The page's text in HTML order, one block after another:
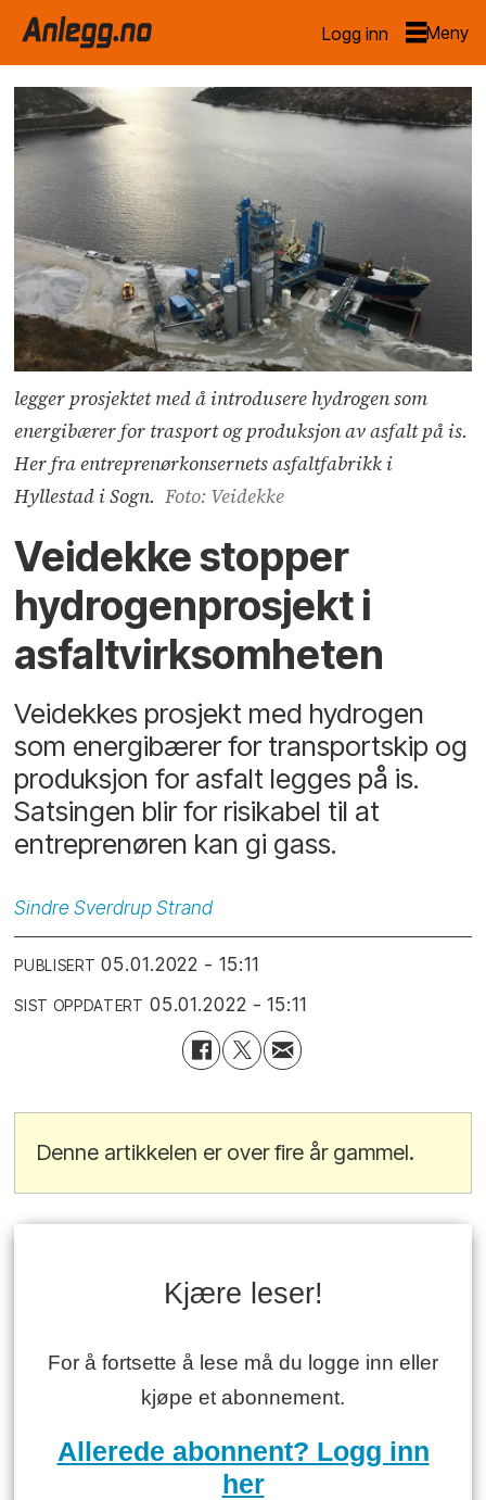
Logg inn
legger prosjektet med å introdusere hydrogen som
energibærer for trasport og produksjon av asfalt på is.
Her fra entreprenørkonsernets asfaltfabrikk i
Hyllestad i Sogn. Foto: Veidekke
Veidekke stopper
hydrogenprosjekt i
asfaltvirksomheten
Veidekkes prosjekt med hydrogen
som energibærer for transportskip og
produksjon for asfalt legges på is.
Satsingen blir for risikabel til at
entreprenøren kan gi gass.
Sindre Sverdrup Strand
PUBLISERT 05.01.2022 - 15:11
SIST OPPDATERT 05.01.2022 - 15:11
Denne artikkelen er over fire år gammel.
Kjære leser!
For å fortsette å lese må du logge inn eller
kjøpe et abonnement.
Allerede abonnent? Logg inn
her